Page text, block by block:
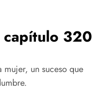
capítulo 320
un suceso que